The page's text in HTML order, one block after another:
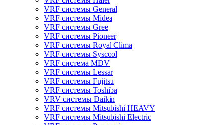
VRF системы General
VRF системы Midea
VRF системы Gree
VRF системы Pioneer
VRF системы Royal Clima
VRF системы Syscool
VRF система MDV
VRF системы Lessar
VRF системы Fujitsu
VRF системы Toshiba
VRV системы Daikin
VRF системы Mitsubishi HEAVY
VRF системы Mitsubishi Electric